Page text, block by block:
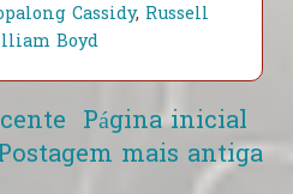
Cassidy, Russell
Boyd
mais antiga
Página inicial